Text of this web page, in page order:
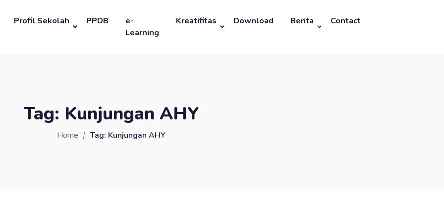
Profil Sekolah PPDB
e-
Learning
Kreatifitas Download Berita Contact
Tag: Kunjungan AHY
Home Tag: Kunjungan AHY